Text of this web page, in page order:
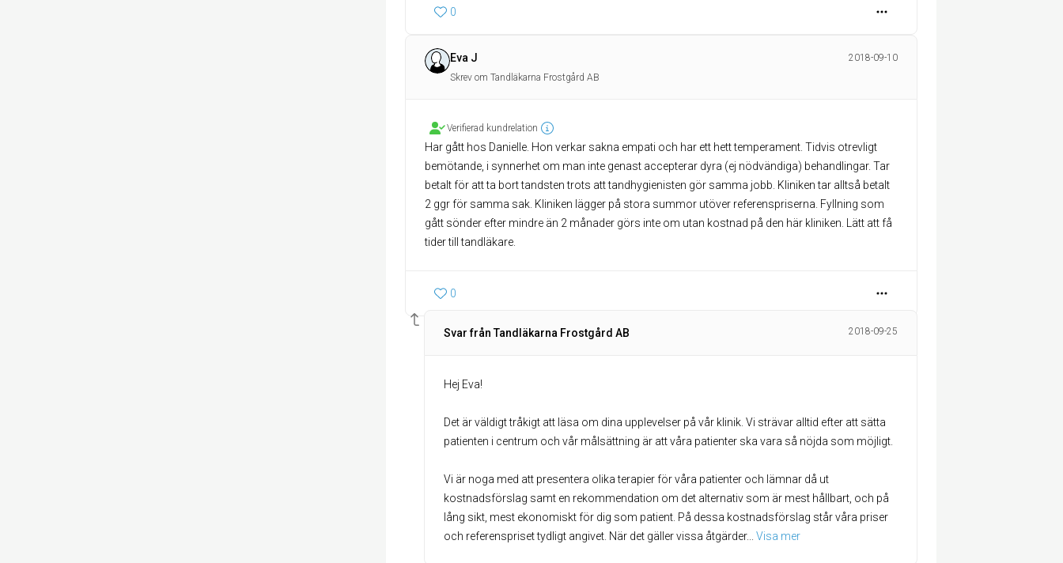
0
Eva J
2018-09-10
Skrev om Tandläkarna Frostgård AB
Verifierad kundrelation
Har gått hos Danielle. Hon verkar sakna empati och har ett hett temperament. Tidvis otrevligt
bemötande, i synnerhet om man inte genast accepterar dyra (ej nödvändiga) behandlingar. Tar
betalt för att ta bort tandsten trots att tandhygienisten gör samma jobb. Kliniken tar alltså betalt
2 ggr för samma sak. Kliniken lägger på stora summor utöver referenspriserna. Fyllning som
gått sönder efter mindre än 2 månader görs inte om utan kostnad på den här kliniken. Lätt att få
tider till tandläkare.
0
Svar från Tandläkarna Frostgård AB 2018-09-25
Hej Eva!
Det är väldigt tråkigt att läsa om dina upplevelser på vår klinik. Vi strävar alltid efter att sätta
patienten i centrum och vår målsättning är att våra patienter ska vara så nöjda som möjligt.
Vi är noga med att presentera olika terapier för våra patienter och lämnar då ut
kostnadsförslag samt en rekommendation om det alternativ som är mest hållbart, och på
lång sikt, mest ekonomiskt för dig som patient. På dessa kostnadsförslag står våra priser
och referenspriset tydligt angivet. När det gäller vissa åtgärder... Visa mer